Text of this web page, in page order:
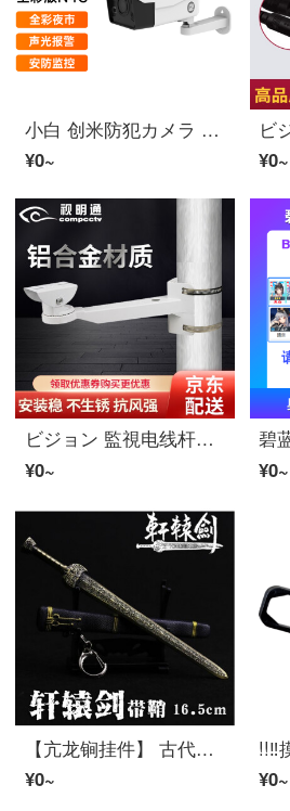
小白 创米防犯カメラ インテリジェントビデオカメラアウトドアフルカラー版N4C家用300万像素防犯監視防犯カメラPOE供电2K清 アウトドアフルカラー版N4C(不含メモリカード)
¥0~
¥0~
ビジョン 監視电线杆抱箍支架室外铝合金 道路立杆防犯カメラ抱柱支架鸭嘴万向调节防犯一致件 铝合金抱箍支架（不带抱箍圈）
¥0~
¥0~
【亢龙锏挂件】 古代名 神探狄仁杰 亢龙锏鞭 幽兰合金wu器モデル周边挂件 17CM轩辕
¥0~
¥0~